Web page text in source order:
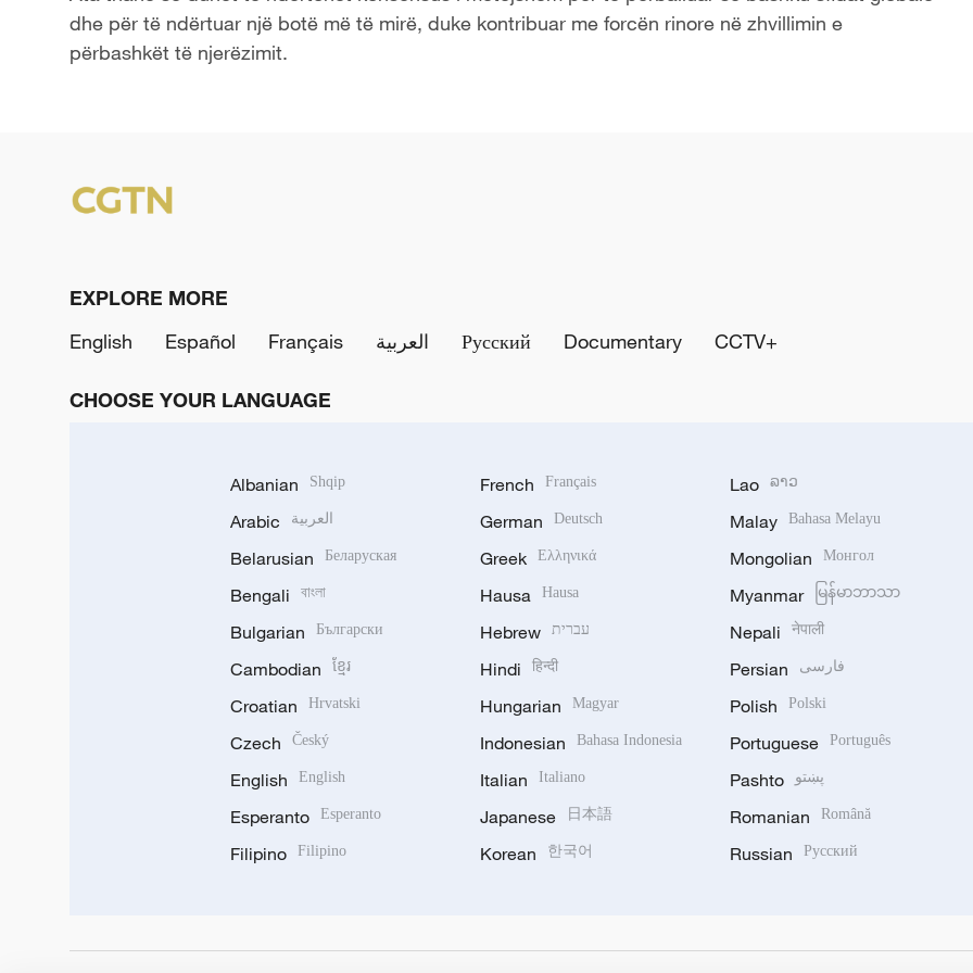
dhe për të ndërtuar një botë më të mirë, duke kontribuar me forcën rinore në zhvillimin e
përbashkët të njerëzimit.
EXPLORE MORE
English
Español Français العربية Русский Documentary CCTV+
CHOOSE YOUR LANGUAGE
Albanian Shqip
Arabic العربية
Belarusian Беларуская
Bengali বাংলা
Bulgarian Български
Cambodian ខ្មែរ
Croatian Hrvatski
Czech Český
English English
Esperanto Esperanto
Filipino Filipino
French Français
German Deutsch
Greek Ελληνικά
Hausa Hausa
Hebrew עברית
Hindi हिन्दी
Hungarian Magyar
Indonesian Bahasa Indonesia
Italian Italiano
Japanese 日本語
Korean 한국어
Lao ລາວ
Malay Bahasa Melayu
Mongolian Монгол
Myanmar မြန်မာဘာသာ
Nepali नेपाली
Persian فارسی
Polish Polski
Portuguese Português
Pashto پښتو
Romanian Română
Russian Русский